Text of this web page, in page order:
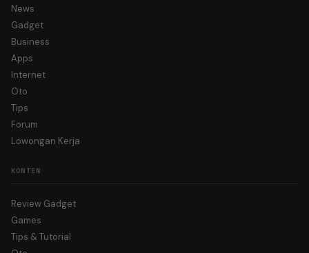
News
Gadget
Business
Apps
Internet
Oto
Tips
Forum
Lowongan Kerja
KONTEN
Review Gadget
Games
Tips & Tutorial